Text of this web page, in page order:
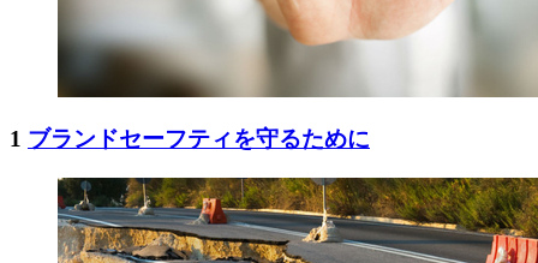
1 ブランドセーフティを守るために